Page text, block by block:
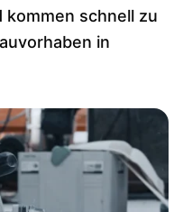
schnell zu
in